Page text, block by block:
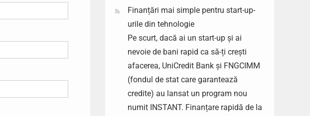
Finanțări mai simple pentru start-up-
urile din tehnologie
Pe scurt, dacă ai un start-up și ai
nevoie de bani rapid ca să-ți crești
afacerea, UniCredit Bank și FNGCIMM
(fondul de stat care garantează
credite) au lansat un program nou
numit INSTANT. Finanțare rapidă de la